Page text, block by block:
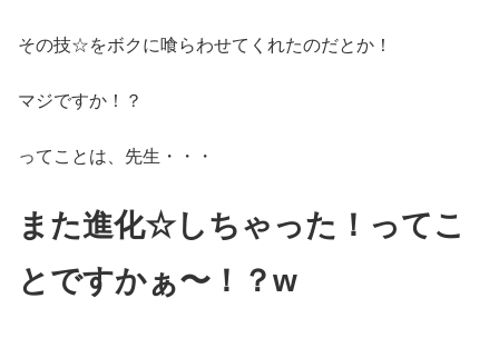
その技☆をボクに喰らわせてくれたのだとか！
マジですか！？
ってことは、先生・・・
また進化☆しちゃった！ってこ
とですかぁ〜！？w